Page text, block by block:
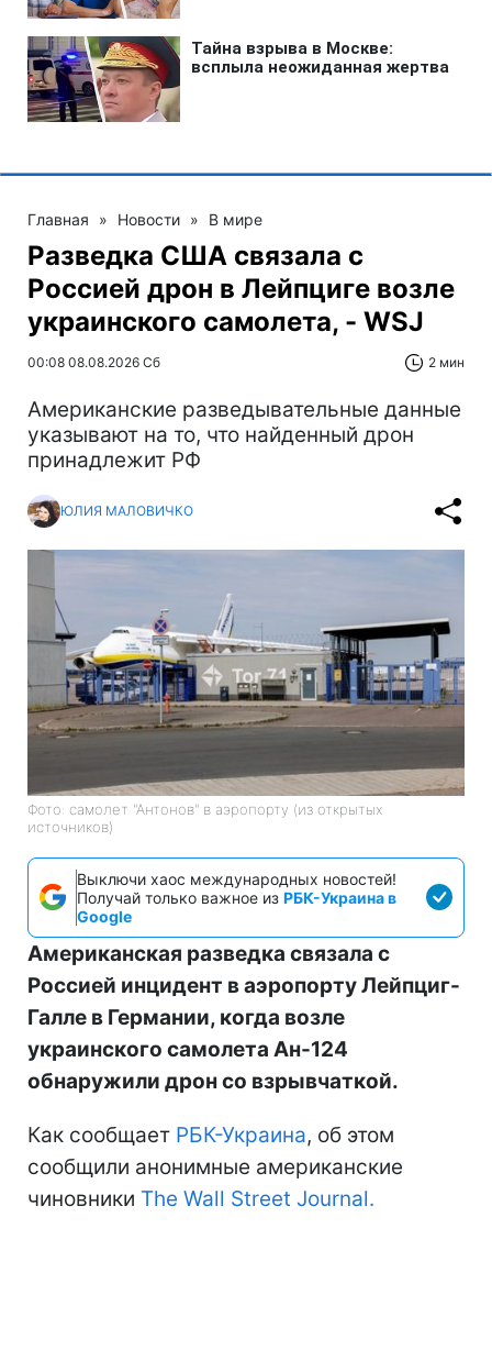
Главная » Новости » В мире
Разведка США связала с
Россией дрон в Лейпциге возле
украинского самолета, - WSJ
00:08 08.08.2026 Сб 2 мин
Американские разведывательные данные
указывают на то, что найденный дрон
принадлежит РФ
ЮЛИЯ МАЛОВИЧКО
Фото: самолет "Антонов" в аэропорту (из открытых
источников)
Выключи хаос международных новостей!
Получай только важное из РБК-Украина в
Google
Американская разведка связала с
Россией инцидент в аэропорту Лейпциг-
Галле в Германии, когда возле
украинского самолета Ан-124
обнаружили дрон со взрывчаткой.
Как сообщает РБК-Украина, об этом
сообщили анонимные американские
чиновники The Wall Street Journal.